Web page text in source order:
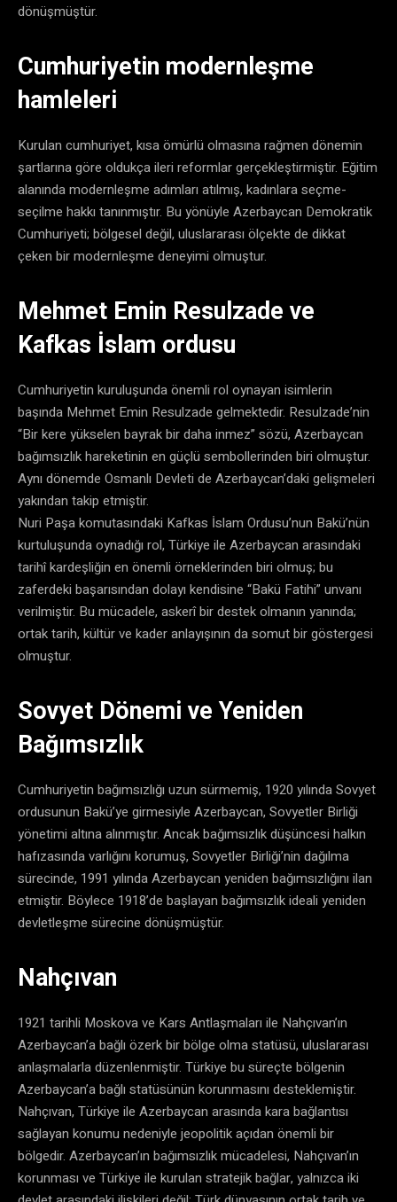
dönüşmüştür.
Cumhuriyetin modernleşme
hamleleri
Kurulan cumhuriyet, kısa ömürlü olmasına rağmen dönemin
şartlarına göre oldukça ileri reformlar gerçekleştirmiştir. Eğitim
alanında modernleşme adımları atılmış, kadınlara seçme-
seçilme hakkı tanınmıştır. Bu yönüyle Azerbaycan Demokratik
Cumhuriyeti; bölgesel değil, uluslararası ölçekte de dikkat
çeken bir modernleşme deneyimi olmuştur.
Mehmet Emin Resulzade ve
Kafkas İslam ordusu
Cumhuriyetin kuruluşunda önemli rol oynayan isimlerin
başında Mehmet Emin Resulzade gelmektedir. Resulzade’nin
“Bir kere yükselen bayrak bir daha inmez” sözü, Azerbaycan
bağımsızlık hareketinin en güçlü sembollerinden biri olmuştur.
Aynı dönemde Osmanlı Devleti de Azerbaycan’daki gelişmeleri
yakından takip etmiştir.
Nuri Paşa komutasındaki Kafkas İslam Ordusu’nun Bakü’nün
kurtuluşunda oynadığı rol, Türkiye ile Azerbaycan arasındaki
tarihî kardeşliğin en önemli örneklerinden biri olmuş; bu
zaferdeki başarısından dolayı kendisine “Bakü Fatihi” unvanı
verilmiştir. Bu mücadele, askerî bir destek olmanın yanında;
ortak tarih, kültür ve kader anlayışının da somut bir göstergesi
olmuştur.
Sovyet Dönemi ve Yeniden
Bağımsızlık
Cumhuriyetin bağımsızlığı uzun sürmemiş, 1920 yılında Sovyet
ordusunun Bakü’ye girmesiyle Azerbaycan, Sovyetler Birliği
yönetimi altına alınmıştır. Ancak bağımsızlık düşüncesi halkın
hafızasında varlığını korumuş, Sovyetler Birliği’nin dağılma
sürecinde, 1991 yılında Azerbaycan yeniden bağımsızlığını ilan
etmiştir. Böylece 1918’de başlayan bağımsızlık ideali yeniden
devletleşme sürecine dönüşmüştür.
Nahçıvan
1921 tarihli Moskova ve Kars Antlaşmaları ile Nahçıvan’ın
Azerbaycan’a bağlı özerk bir bölge olma statüsü, uluslararası
anlaşmalarla düzenlenmiştir. Türkiye bu süreçte bölgenin
Azerbaycan’a bağlı statüsünün korunmasını desteklemiştir.
Nahçıvan, Türkiye ile Azerbaycan arasında kara bağlantısı
sağlayan konumu nedeniyle jeopolitik açıdan önemli bir
bölgedir. Azerbaycan’ın bağımsızlık mücadelesi, Nahçıvan’ın
korunması ve Türkiye ile kurulan stratejik bağlar, yalnızca iki